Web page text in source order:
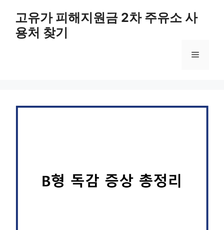
고유가 피해지원금 2차 주유소 사
용처 찾기
메